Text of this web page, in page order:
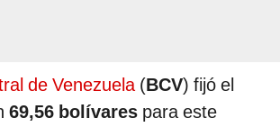
de Venezuela(BCV) fijó el
69,56 bolívares para este